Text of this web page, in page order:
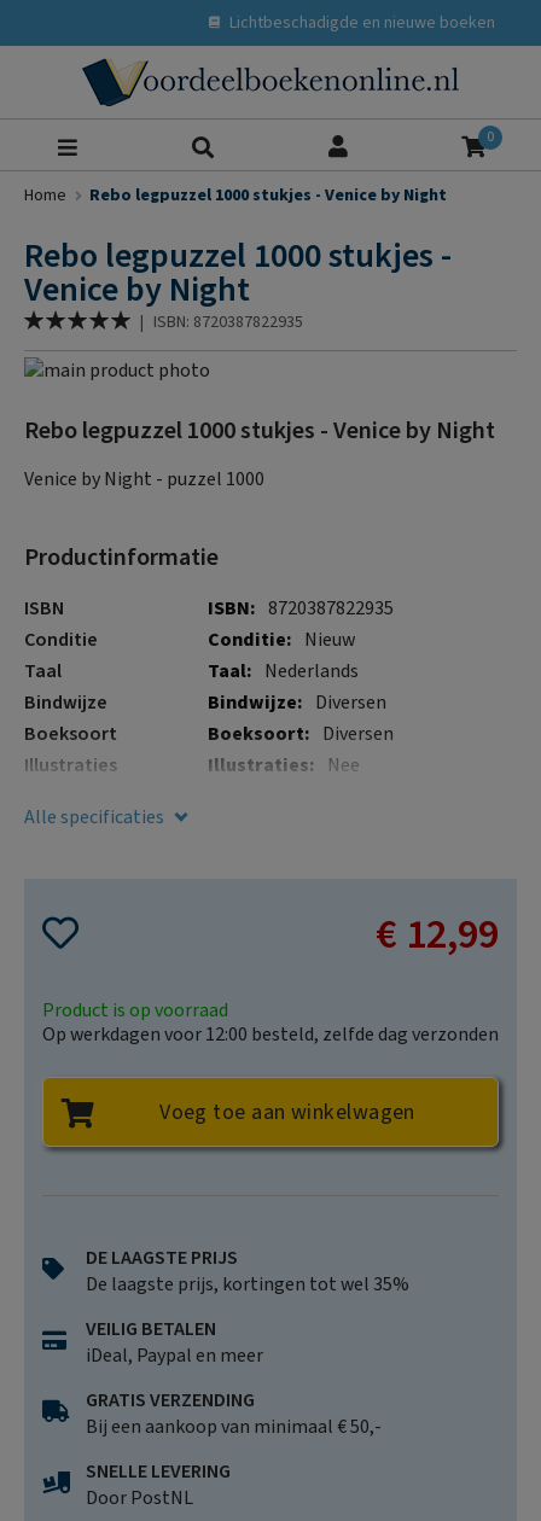
Lichtbeschadigde en nieuwe boeken
0
Home Rebo legpuzzel 1000 stukjes - Venice by Night
Rebo legpuzzel 1000 stukjes -
Venice by Night
Waardering:
% of
| ISBN: 8720387822935
Ga
het
van
gallerij
naar
begin
afbeeldingen-
Rebo legpuzzel 1000 stukjes - Venice by Night
Venice by Night - puzzel 1000
Productinformatie
Meer
informatie
ISBN
8720387822935
Conditie
Nieuw
Taal
Nederlands
Bindwijze
Diversen
Boeksoort
Diversen
Illustraties
Nee
Alle specificaties
€ 12,99
Product is op voorraad
Op werkdagen voor 12:00 besteld, zelfde dag verzonden
Voeg toe aan winkelwagen
DE LAAGSTE PRIJS
De laagste prijs, kortingen tot wel 35%
VEILIG BETALEN
iDeal, Paypal en meer
GRATIS VERZENDING
Bij een aankoop van minimaal € 50,-
SNELLE LEVERING
Door PostNL